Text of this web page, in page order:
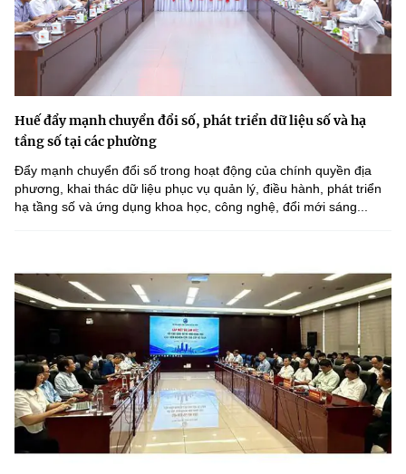
Huế đẩy mạnh chuyển đổi số, phát triển dữ liệu số và hạ
tầng số tại các phường
Đẩy mạnh chuyển đổi số trong hoạt động của chính quyền địa
phương, khai thác dữ liệu phục vụ quản lý, điều hành, phát triển
hạ tầng số và ứng dụng khoa học, công nghệ, đổi mới sáng...